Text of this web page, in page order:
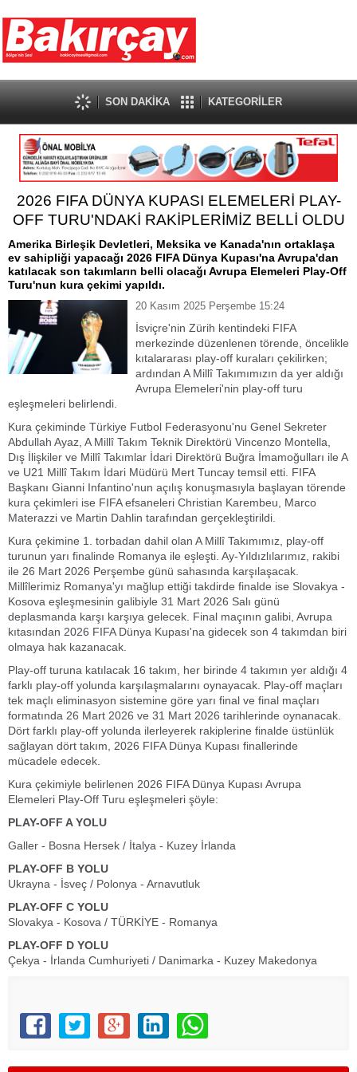
SON DAKİKA KATEGORİLER
2026 FIFA DÜNYA KUPASI ELEMELERİ PLAY-
OFF TURU'NDAKİ RAKİPLERİMİZ BELLİ OLDU
Amerika Birleşik Devletleri, Meksika ve Kanada'nın ortaklaşa
ev sahipliği yapacağı 2026 FIFA Dünya Kupası'na Avrupa'dan
katılacak son takımların belli olacağı Avrupa Elemeleri Play-Off
Turu'nun kura çekimi yapıldı.
20 Kasım 2025 Perşembe 15:24
İsviçre'nin Zürih kentindeki FIFA
merkezinde düzenlenen törende, öncelikle
kıtalararası play-off kuraları çekilirken;
ardından A Millî Takımımızın da yer aldığı
Avrupa Elemeleri'nin play-off turu
eşleşmeleri belirlendi.
Kura çekiminde Türkiye Futbol Federasyonu'nu Genel Sekreter
Abdullah Ayaz, A Millî Takım Teknik Direktörü Vincenzo Montella,
Dış İlişkiler ve Millî Takımlar İdari Direktörü Buğra İmamoğulları ile A
ve U21 Millî Takım İdari Müdürü Mert Tuncay temsil etti. FIFA
Başkanı Gianni Infantino'nun açılış konuşmasıyla başlayan törende
kura çekimleri ise FIFA efsaneleri Christian Karembeu, Marco
Materazzi ve Martin Dahlin tarafından gerçekleştirildi.
Kura çekimine 1. torbadan dahil olan A Millî Takımımız, play-off
turunun yarı finalinde Romanya ile eşleşti. Ay-Yıldızlılarımız, rakibi
ile 26 Mart 2026 Perşembe günü sahasında karşılaşacak.
Millîlerimiz Romanya'yı mağlup ettiği takdirde finalde ise Slovakya -
Kosova eşleşmesinin galibiyle 31 Mart 2026 Salı günü
deplasmanda karşı karşıya gelecek. Final maçının galibi, Avrupa
kıtasından 2026 FIFA Dünya Kupası'na gidecek son 4 takımdan biri
olmaya hak kazanacak.
Play-off turuna katılacak 16 takım, her birinde 4 takımın yer aldığı 4
farklı play-off yolunda karşılaşmalarını oynayacak. Play-off maçları
tek maçlı eliminasyon sistemine göre yarı final ve final maçları
formatında 26 Mart 2026 ve 31 Mart 2026 tarihlerinde oynanacak.
Dört farklı play-off yolunda ilerleyerek rakiplerine finalde üstünlük
sağlayan dört takım, 2026 FIFA Dünya Kupası finallerinde
mücadele edecek.
Kura çekimiyle belirlenen 2026 FIFA Dünya Kupası Avrupa
Elemeleri Play-Off Turu eşleşmeleri şöyle:
PLAY-OFF A YOLU
Galler - Bosna Hersek / İtalya - Kuzey İrlanda
PLAY-OFF B YOLU
Ukrayna - İsveç / Polonya - Arnavutluk
PLAY-OFF C YOLU
Slovakya - Kosova / TÜRKİYE - Romanya
PLAY-OFF D YOLU
Çekya - İrlanda Cumhuriyeti / Danimarka - Kuzey Makedonya